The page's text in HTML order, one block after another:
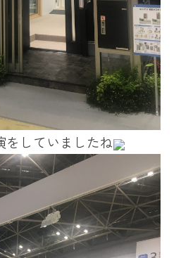
をしていましたね